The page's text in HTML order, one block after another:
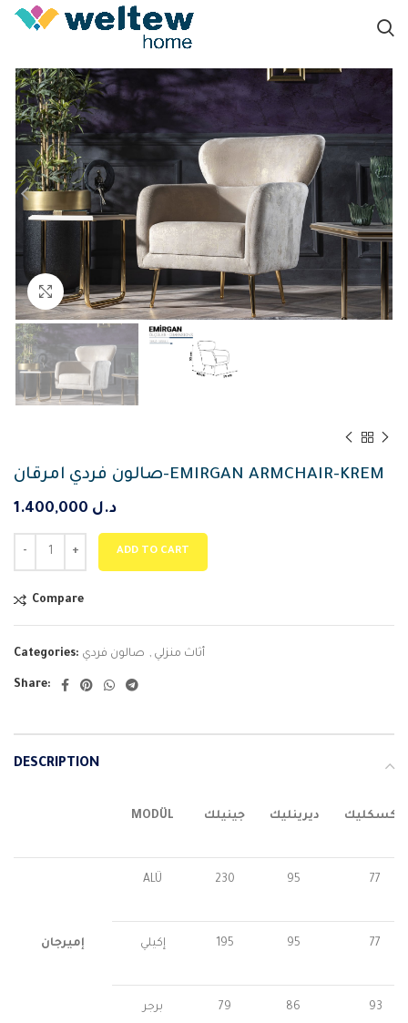
Click to enlarge
صالون فردي امرقان-EMIRGAN ARMCHAIR-KREM
د.ل
ADD TO CART
Compare
Categories: أثاث منزلي , صالون فردي
Share:
DESCRIPTION
MODÜL جينيلك ديرينليك يوكسكليك
إميرجان
ALÜ 230 95 77
إكيلي 195 95 77
برجر 79 86 93